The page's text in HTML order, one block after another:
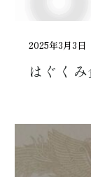
2025年3月3日
はぐく